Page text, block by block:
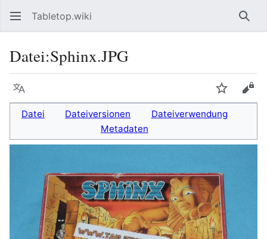
Tabletop.wiki
Datei:Sphinx.JPG
Sprache
Datei Dateiversionen
Dateiverwendung
Metadaten